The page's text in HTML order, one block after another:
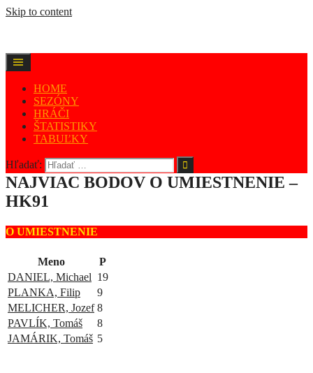
Skip to content
HOME
SEZÓNY
HRÁČI
ŠTATISTIKY
TABUĽKY
Hľadať:
NAJVIAC BODOV O UMIESTNENIE –
HK91
O UMIESTNENIE
Meno
P
DANIEL, Michael 19
PLANKA, Filip
9
MELICHER, Jozef 8
PAVLÍK, Tomáš
8
JAMÁRIK, Tomáš 5